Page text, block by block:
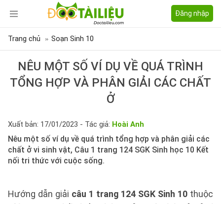
Đăng nhập
Trang chủ Soạn Sinh 10
NÊU MỘT SỐ VÍ DỤ VỀ QUÁ TRÌNH
TỔNG HỢP VÀ PHÂN GIẢI CÁC CHẤT
Ở
Xuất bản: 17/01/2023 - Tác giả: Hoài Anh
Nêu một số ví dụ về quá trình tổng hợp và phân giải các
chất ở vi sinh vật, Câu 1 trang 124 SGK Sinh học 10 Kết
nối tri thức với cuộc sống.
Hướng dẫn giải câu 1 trang 124 SGK Sinh 10 thuộc